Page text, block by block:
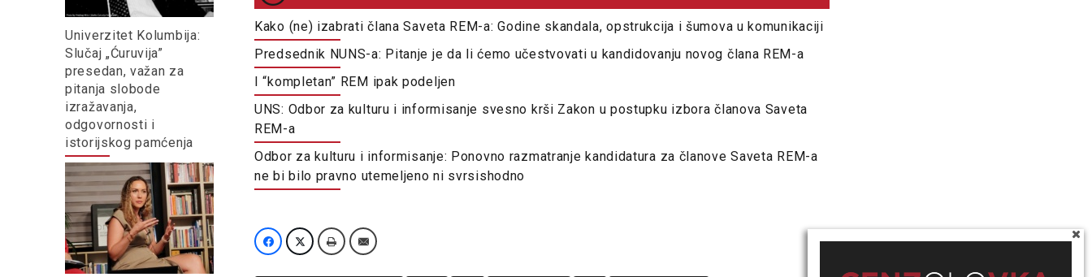
Univerzitet Kolumbija:
Slučaj „Ćuruvija”
presedan, važan za
pitanja slobode
izražavanja,
odgovornosti i
istorijskog pamćenja
Kako (ne) izabrati člana Saveta REM-a: Godine skandala, opstrukcija i šumova u komunikaciji
Predsednik NUNS-a: Pitanje je da li ćemo učestvovati u kandidovanju novog člana REM-a
I “kompletan” REM ipak podeljen
UNS: Odbor za kulturu i informisanje svesno krši Zakon u postupku izbora članova Saveta
REM-a
Odbor za kulturu i informisanje: Ponovno razmatranje kandidatura za članove Saveta REM-a
ne bi bilo pravno utemeljeno ni svrsishodno